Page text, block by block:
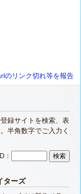
のリンク切れ等を報告
録サイトを検索、表
半角数字でご入力く
：
ターズ